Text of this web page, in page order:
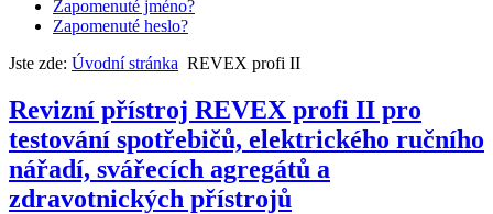
Zapomenuté jméno?
Zapomenuté heslo?
Jste zde: Úvodní stránka REVEX profi II
Revizní přístroj REVEX profi II pro
testování spotřebičů, elektrického ručního
nářadí, svářecích agregátů a
zdravotnických přístrojů